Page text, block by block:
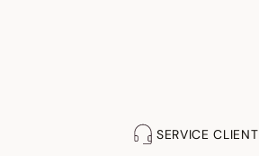
SERVICE CLIENT